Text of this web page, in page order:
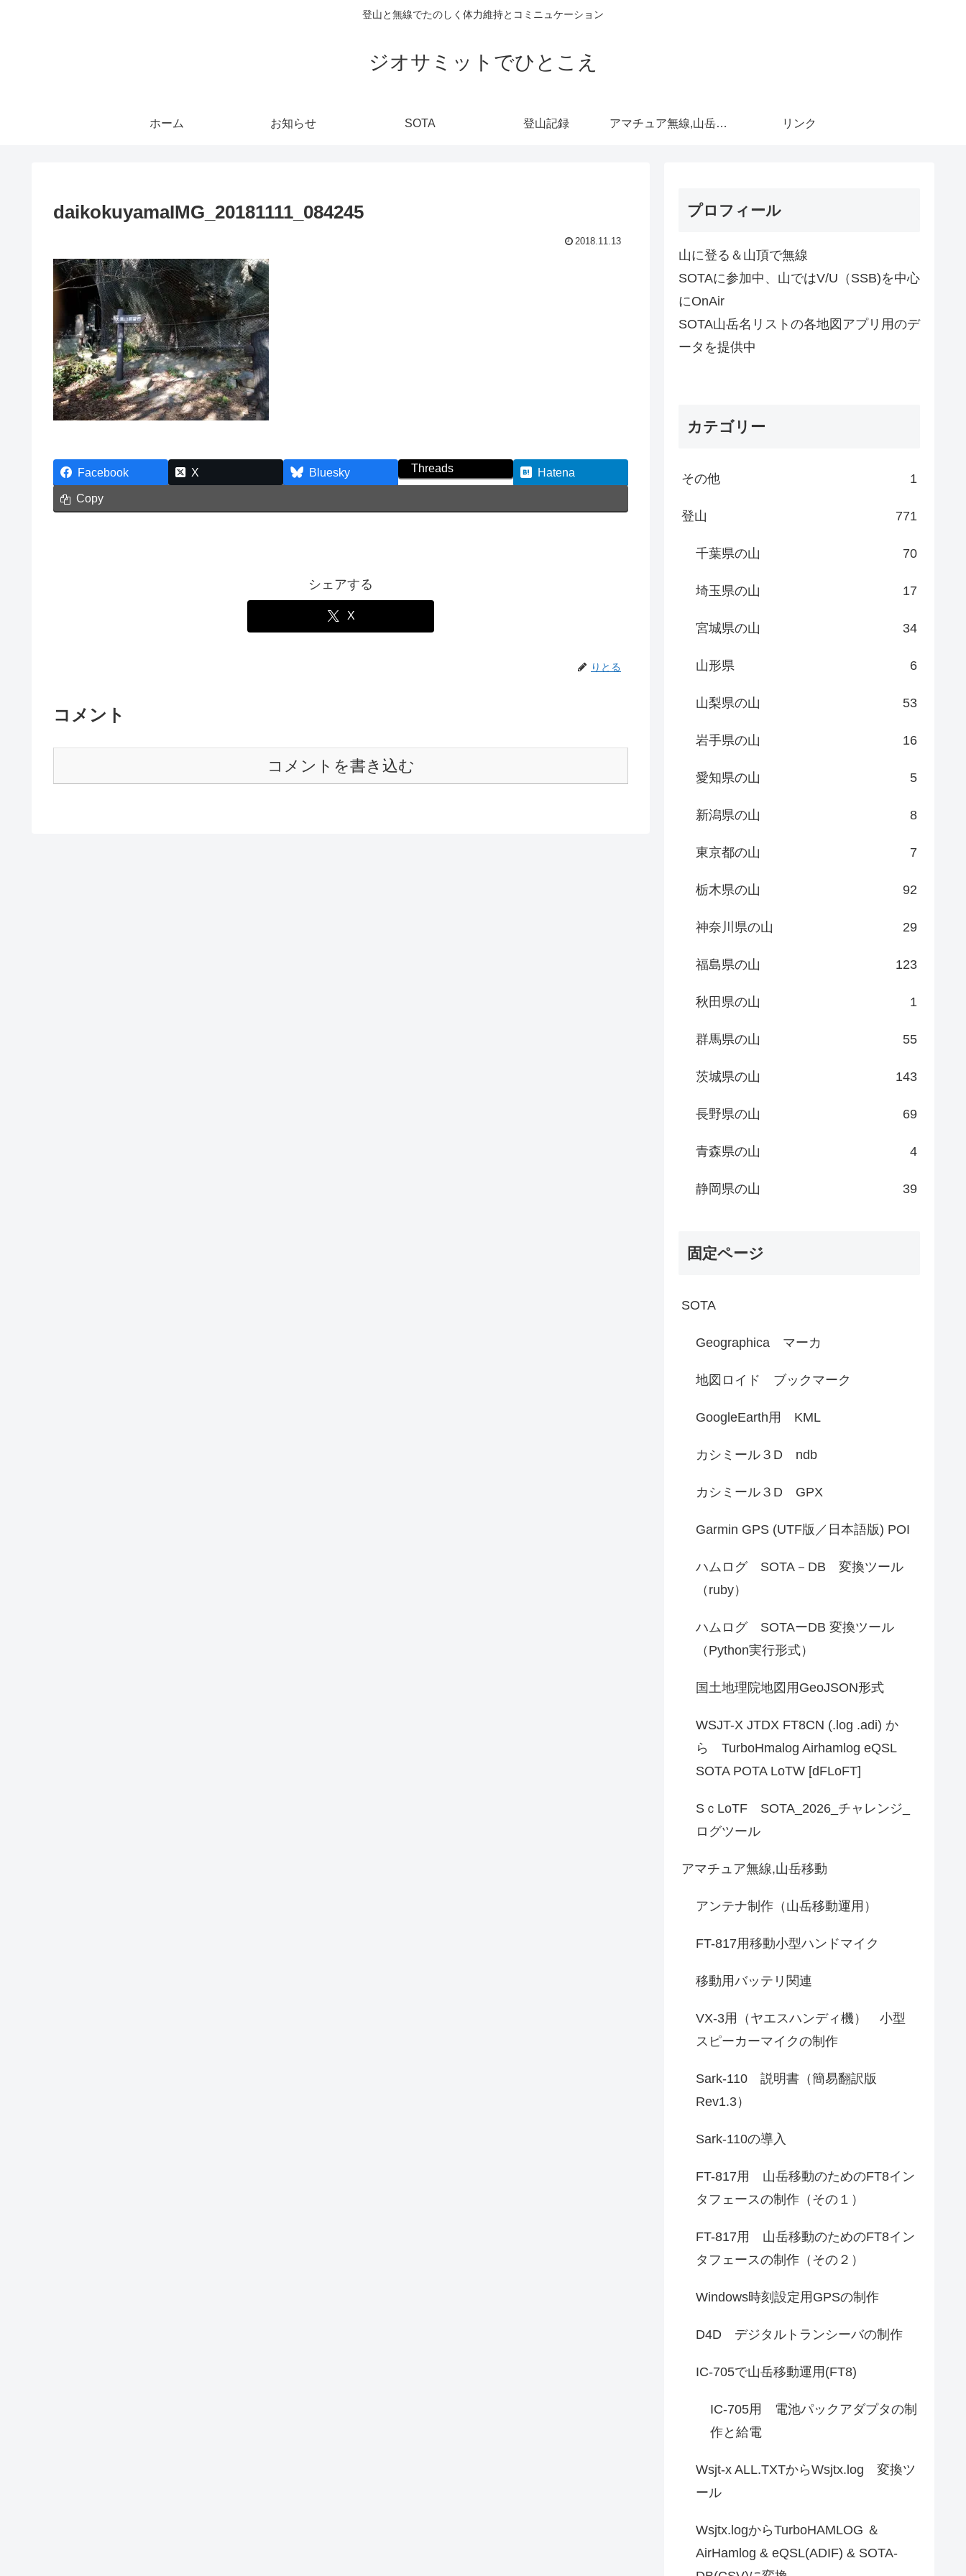
登山と無線でたのしく体力維持とコミニュケーション
ジオサミットでひとこえ
ホーム お知らせ SOTA 登山記録 アマチュア無線,山岳移動 リンク
daikokuyamaIMG_20181111_084245
2018.11.13
Facebook X Bluesky Threads
Hatena
Copy
シェアする
X
りとる
コメント
コメントを書き込む
プロフィール
山に登る＆山頂で無線
SOTAに参加中、山ではV/U（SSB)を中心
にOnAir
SOTA山岳名リストの各地図アプリ用のデ
ータを提供中
カテゴリー
その他 1
登山 771
千葉県の山 70
埼玉県の山 17
宮城県の山 34
山形県 6
山梨県の山 53
岩手県の山 16
愛知県の山 5
新潟県の山 8
東京都の山 7
栃木県の山 92
神奈川県の山 29
福島県の山 123
秋田県の山 1
群馬県の山 55
茨城県の山 143
長野県の山 69
青森県の山 4
静岡県の山 39
固定ページ
SOTA
Geographica マーカ
地図ロイド ブックマーク
GoogleEarth用 KML
カシミール３D ndb
カシミール３D GPX
Garmin GPS (UTF版／日本語版) POI
ハムログ SOTA－DB 変換ツール
（ruby）
ハムログ SOTAーDB 変換ツール
（Python実行形式）
国土地理院地図用GeoJSON形式
WSJT-X JTDX FT8CN (.log .adi) か
ら TurboHmalog Airhamlog eQSL
SOTA POTA LoTW [dFLoFT]
SｃLoTF SOTA_2026_チャレンジ_
ログツール
アマチュア無線,山岳移動
アンテナ制作（山岳移動運用）
FT-817用移動小型ハンドマイク
移動用バッテリ関連
VX-3用（ヤエスハンディ機） 小型
スピーカーマイクの制作
Sark-110 説明書（簡易翻訳版
Rev1.3）
Sark-110の導入
FT-817用 山岳移動のためのFT8イン
タフェースの制作（その１）
FT-817用 山岳移動のためのFT8イン
タフェースの制作（その２）
Windows時刻設定用GPSの制作
D4D デジタルトランシーバの制作
IC-705で山岳移動運用(FT8)
IC-705用 電池パックアダプタの制
作と給電
Wsjt-x ALL.TXTからWsjtx.log 変換ツ
ール
Wsjtx.logからTurboHAMLOG ＆
AirHamlog & eQSL(ADIF) & SOTA-